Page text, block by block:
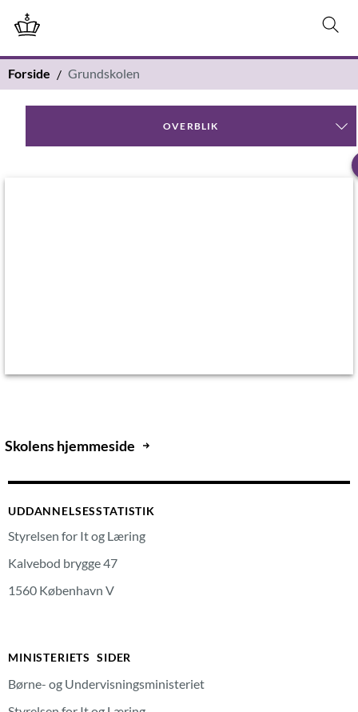
Forside Grundskolen
OVERBLIK
Skolens hjemmeside
UDDANNELSESSTATISTIK
Styrelsen for It og Læring
Kalvebod brygge 47
1560 København V
MINISTERIETS SIDER
Børne- og Undervisningsministeriet